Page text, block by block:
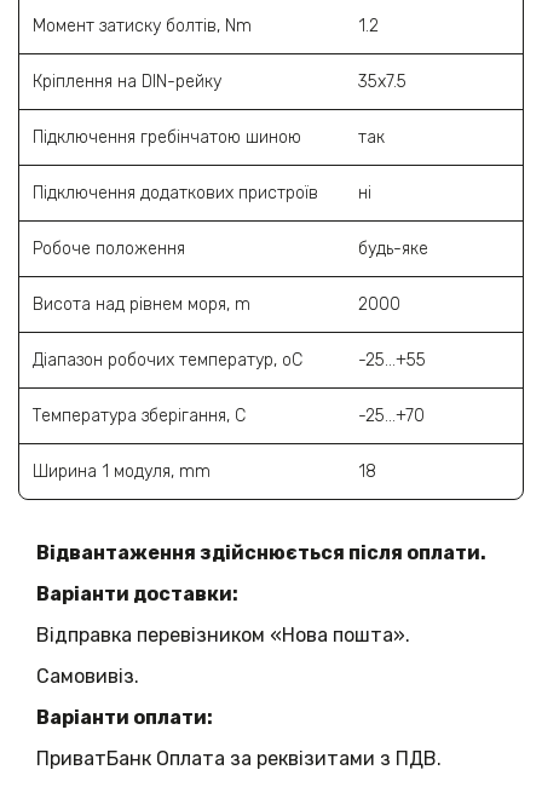
Момент затиску болтів, Nm 1.2
Кріплення на DIN-рейку 35х7.5
Підключення гребінчатою шиною так
Підключення додаткових пристроїв ні
Робоче положення будь-яке
Висота над рівнем моря, m 2000
Діапазон робочих температур, oC -25...+55
Температура зберігання, C -25...+70
Ширина 1 модуля, mm 18
Відвантаження здійснюється після оплати.
Варіанти доставки:
Відправка перевізником «Нова пошта».
Самовивіз.
Варіанти оплати:
ПриватБанк Оплата за реквізитами з ПДВ.